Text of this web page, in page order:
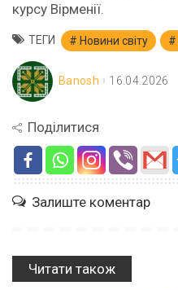
курсу Вірменії.
ТЕГИ Новини світу
Banosh 16.04.2026
Поділитися
Залиште коментар
Читати також